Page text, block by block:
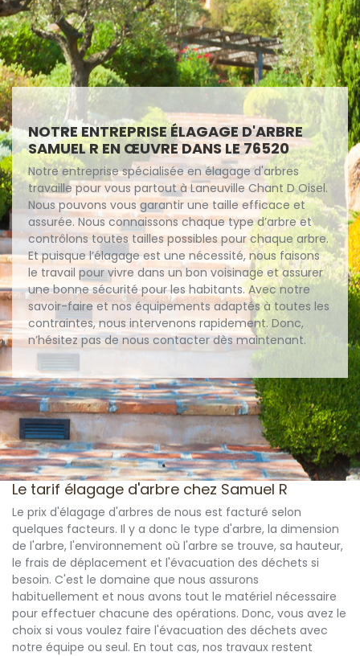
NOTRE ENTREPRISE ÉLAGAGE D'ARBRE
SAMUEL R EN ŒUVRE DANS LE 76520
Notre entreprise spécialisée en élagage d'arbres
travaille pour vous partout à Laneuville Chant D Oisel.
Nous pouvons vous garantir une taille efficace et
assurée. Nous connaissons chaque type d’arbre et
contrôlons toutes tailles possibles pour chaque arbre.
Et puisque l’élagage est une nécessité, nous faisons
le travail pour vivre dans un bon voisinage et assurer
une bonne sécurité pour les habitants. Avec notre
savoir-faire et nos équipements adaptés à toutes les
contraintes, nous intervenons rapidement. Donc,
n’hésitez pas de nous contacter dès maintenant.
Le tarif élagage d'arbre chez Samuel R
Le prix d'élagage d'arbres de nous est facturé selon
quelques facteurs. Il y a donc le type d'arbre, la dimension
de l'arbre, l'environnement où l'arbre se trouve, sa hauteur,
le frais de déplacement et l'évacuation des déchets si
besoin. C'est le domaine que nous assurons
habituellement et nous avons tout le matériel nécessaire
pour effectuer chacune des opérations. Donc, vous avez le
choix si vous voulez faire l'évacuation des déchets avec
notre équipe ou seul. En tout cas, nos travaux restent